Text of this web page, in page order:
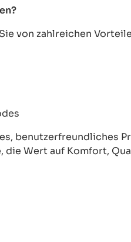
von zahlreichen
benutzerfreundliches
Wert auf Komfort,